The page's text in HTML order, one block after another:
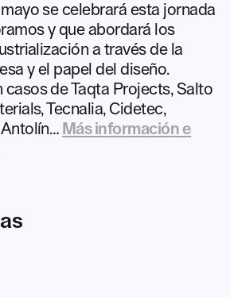
se celebrará esta jornada
y que abordará los
a través de la
y el papel del diseño.
de Taqta Projects, Salto
Tecnalia, Cidetec,
Más información e